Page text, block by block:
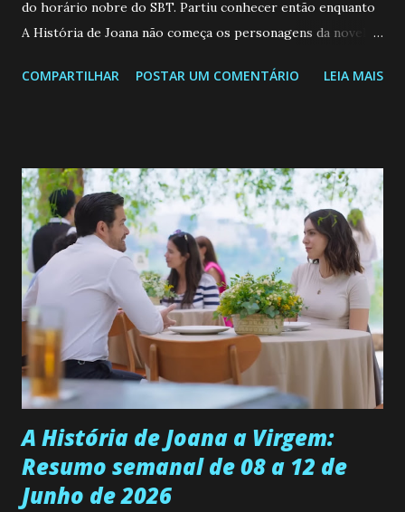
do horário nobre do SBT. Partiu conhecer então enquanto
A História de Joana não começa os personagens da novela?
de 25/05/26 a 31/05/26 JOANA GUADALUPE (Camila
permanecer virgem até encontrar o homem que realmente
ama, o que não é fácil, já que dedica todas as suas energias a
se aprimorar, trabalhando, estudando e se orgulhando de
ser a primeira mulher da família a ingressar na
universidade. Ela tem uma personalidade muito alegre, é
muito madura para a idade, determinada, criativa e
empática. Detesta injustiças e é uma ótima amiga. Pode ser
teimosa e muito persistente quando decide fazer algo.
Durante um exame ginecológico, ela é inseminada por eng...
COMPARTILHAR POSTAR UM COMENTÁRIO LEIA MAIS
A História de Joana a Virgem:
Resumo semanal de 08 a 12 de
Junho de 2026